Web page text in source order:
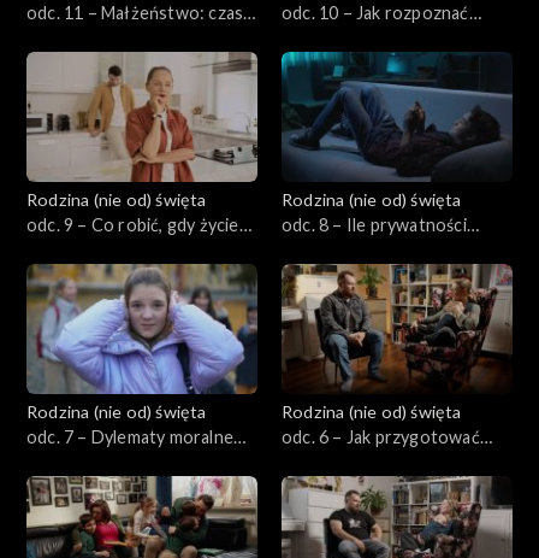
odc. 11 – Małżeństwo: czas
odc. 10 – Jak rozpoznać
małżeństwie i jak reagować?
Rodzina (nie od) święta
odc. 9 – Co robić, gdy życie
różne prędkości?
Rodzina (nie od) święta
odc. 8 – Ile prywatności
Rodzina (nie od) święta
odc. 7 – Dylematy moralne
sumienie dziecka?
Rodzina (nie od) święta
odc. 6 – Jak przygotować
rodzeństwa?